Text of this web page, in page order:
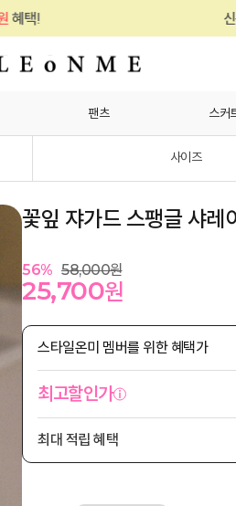
신규 회원가입 및 카톡 플친
팬츠 스커
사이즈
꽃잎 쟈가드 스팽글 샤레
56% 58,000원
25,700원
스타일온미 멤버를 위한 혜택가
최고할인가
최대 적립 혜택